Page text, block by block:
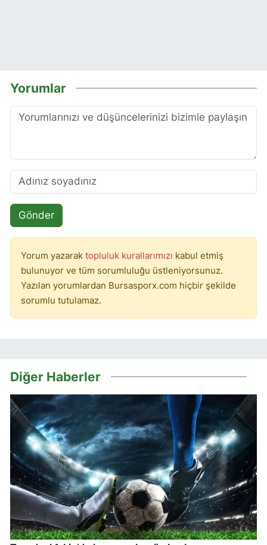
Yorumlar
Gönder
Yorum yazarak topluluk kurallarımızı kabul etmiş
bulunuyor ve tüm sorumluluğu üstleniyorsunuz.
Yazılan yorumlardan Bursasporx.com hiçbir şekilde
sorumlu tutulamaz.
Diğer Haberler